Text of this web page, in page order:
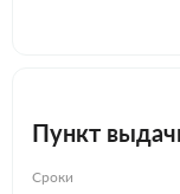
Пункт
Сроки